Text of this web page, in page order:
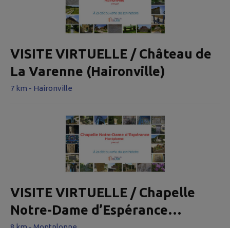
VISITE VIRTUELLE / Château de
La Varenne (Haironville)
7 km - Haironville
VISITE VIRTUELLE / Chapelle
Notre-Dame d’Espérance